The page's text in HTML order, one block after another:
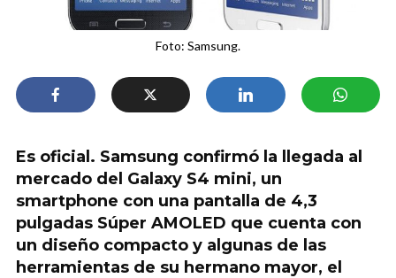
Foto: Samsung.
Es oficial. Samsung confirmó la llegada al
mercado del Galaxy S4 mini, un
smartphone con una pantalla de 4,3
pulgadas Súper AMOLED que cuenta con
un diseño compacto y algunas de las
herramientas de su hermano mayor, el